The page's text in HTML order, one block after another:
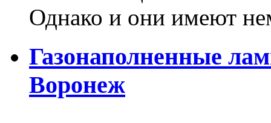
Однако и они имеют
Газонаполненные
Воронеж